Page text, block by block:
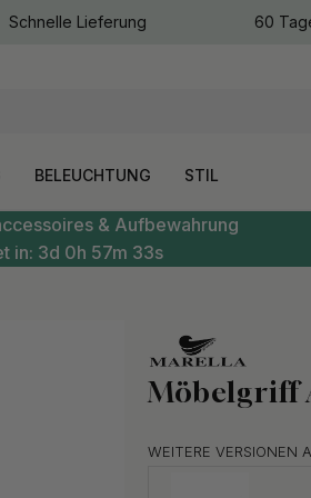
Schnelle Lieferung 60
BELEUCHTUNG STIL
& Aufbewahrung
in: 3d 0h 57m 32s
Möbelgriff
WEITERE VERSIONEN